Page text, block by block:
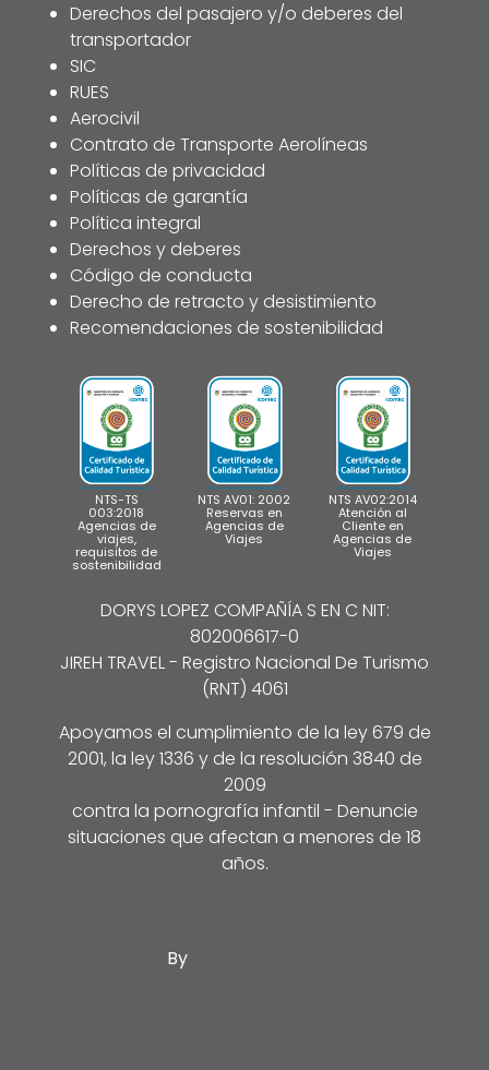
Derechos del pasajero y/o deberes del
transportador
SIC
RUES
Aerocivil
Contrato de Transporte Aerolíneas
Políticas de privacidad
Políticas de garantía
Política integral
Derechos y deberes
Código de conducta
Derecho de retracto y desistimiento
Recomendaciones de sostenibilidad
NTS-TS
003:2018
Agencias de
viajes,
requisitos de
sostenibilidad
NTS AV01: 2002
Reservas en
Agencias de
Viajes
NTS AV02:2014
Atención al
Cliente en
Agencias de
Viajes
DORYS LOPEZ COMPAÑÍA S EN C NIT:
802006617-0
JIREH TRAVEL - Registro Nacional De Turismo
(RNT) 4061
Apoyamos el cumplimiento de la ley 679 de
2001, la ley 1336 y de la resolución 3840 de
2009
contra la pornografía infantil - Denuncie
situaciones que afectan a menores de 18
años.
By